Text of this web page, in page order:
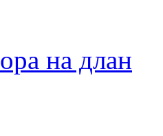
на длан